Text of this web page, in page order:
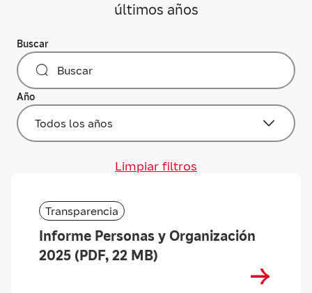
últimos años
Buscar
Año
Todos los años
Limpiar filtros
Transparencia
Informe Personas y Organización
2025 (PDF, 22 MB)